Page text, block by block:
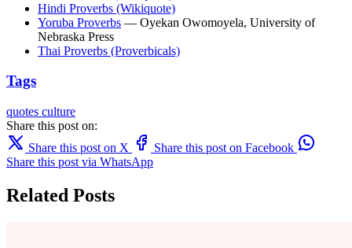
Hindi Proverbs (Wikiquote)
Yoruba Proverbs — Oyekan Owomoyela, University of
Nebraska Press
Thai Proverbs (Proverbicals)
Tags
quotes culture
Share this post on:
Share this post on X
Share this post on Facebook
Share this post via WhatsApp
Related Posts